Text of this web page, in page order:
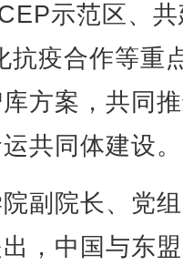
示范区、共
抗疫合作等重
方案，共同
共同体建设。
院长、党
，中国与东